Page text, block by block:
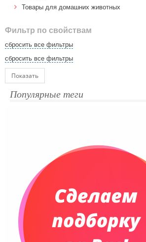
Товары для домашних животных
Фильтр по свойствам
сбросить все фильтры
сбросить все фильтры
Показать
Популярные теги